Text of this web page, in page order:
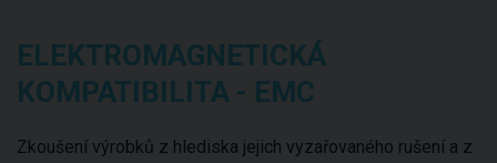
ELEKTROMAGNETICKÁ
KOMPATIBILITA - EMC
Zkoušení výrobků z hlediska jejich vyzařovaného rušení a z